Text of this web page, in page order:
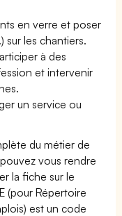
en verre et poser
sur les chantiers.
à des
et intervenir
un service ou
du métier de
vous rendre
la fiche sur le
(pour Répertoire
est un code